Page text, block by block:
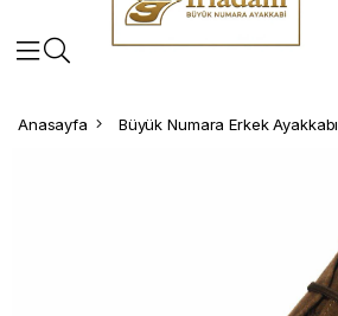
Anasayfa Büyük Numara Erkek Ayakkabı